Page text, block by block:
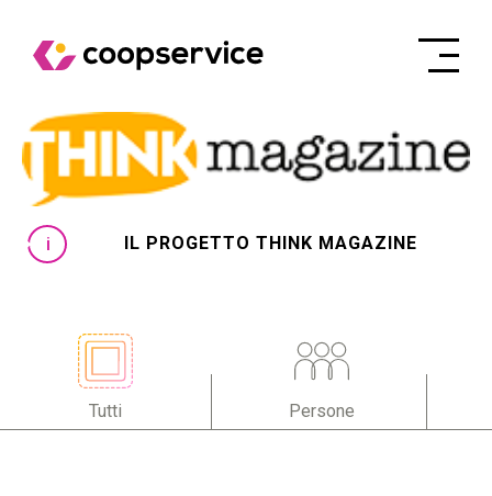
IL PROGETTO THINK MAGAZINE
Tutti Persone